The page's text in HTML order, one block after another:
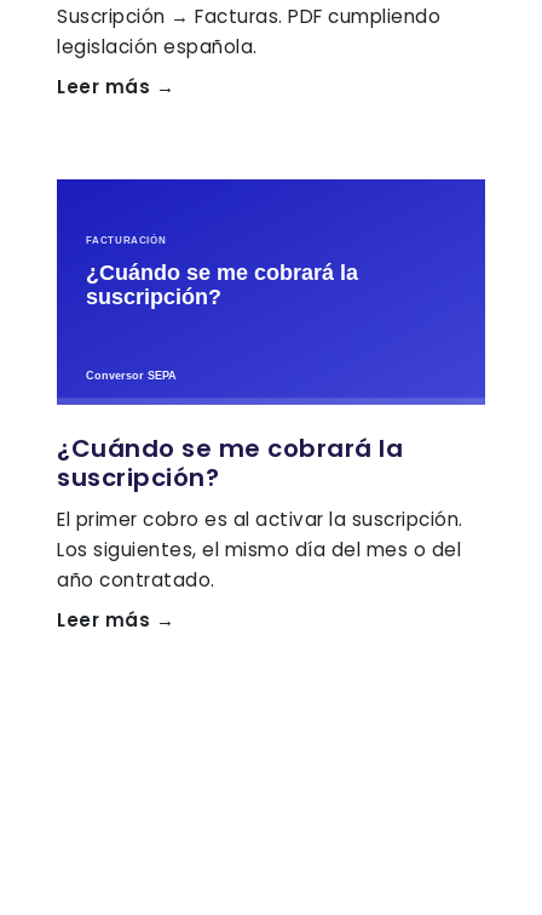
Suscripción → Facturas. PDF cumpliendo
legislación española.
Leer más →
¿Cuándo se me cobrará la
suscripción?
El primer cobro es al activar la suscripción.
Los siguientes, el mismo día del mes o del
año contratado.
Leer más →